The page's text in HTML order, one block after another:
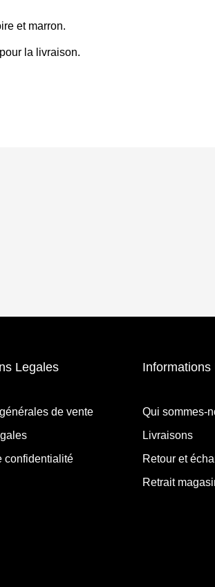
et marron.
la livraison.
Legales
de vente
confidentialité
Informations
Qui sommes-
Livraisons
Retour et
Retrait